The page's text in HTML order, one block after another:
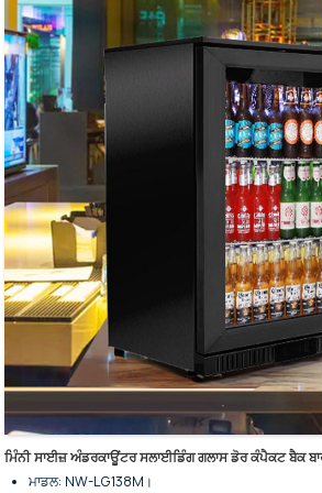
ਘੱਟ ਊਰਜਾ ਦੀ ਖਪਤ ਅਤੇ ਘੱਟ ਸ਼ੋਰ।
ਸਲਾਈਡਿੰਗ ਦਰਵਾਜ਼ੇ ਦੇ ਪੈਨਲ ਟਿਕਾਊ ਟੈਂਪਰਡ ਸ਼ੀਸ਼ੇ ਦੇ
ਦਰਵਾਜ਼ੇ ਦੇ ਤਾਲੇ ਨਾਲ ਦਰਵਾਜ਼ੇ ਆਪਣੇ ਆਪ ਬੰਦ ਹੋ ਰਹੇ
ਪਾਊਡਰ ਕੋਟਿੰਗ ਨਾਲ ਪੂਰਾ ਕੀਤਾ ਗਿਆ।
ਕਾਲਾ ਮਿਆਰੀ ਰੰਗ ਹੈ, ਹੋਰ ਰੰਗ ਅਨੁਕੂਲਿਤ ਹਨ।
ਵਾਸ਼ਪੀਕਰਨ ਦੇ ਤੌਰ 'ਤੇ ਬਲੋ ਐਕਸਪੈਂਡਡ ਬੋਰਡ ਦੇ ਇੱਕ ਟੁਕੜੇ
ਲਚਕਦਾਰ ਪਲੇਸਮੈਂਟ ਲਈ ਹੇਠਲੇ ਪਹੀਏ।
ਮਿੰਨੀ ਸਾਈਜ਼ ਅੰਡਰਕਾਊਂਟਰ ਸਲਾਈਡਿੰਗ ਗਲਾਸ ਡੋਰ ਕੰਪੈਕਟ ਬੈਕ
ਮਾਡਲ: NW-LG138M।